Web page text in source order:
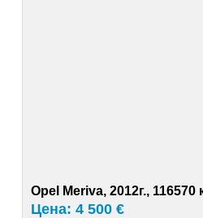
Opel Meriva, 2012г., 116570
Цена: 4 500 €